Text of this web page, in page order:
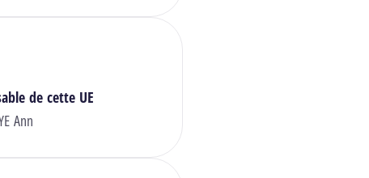
de cette UE
Ann